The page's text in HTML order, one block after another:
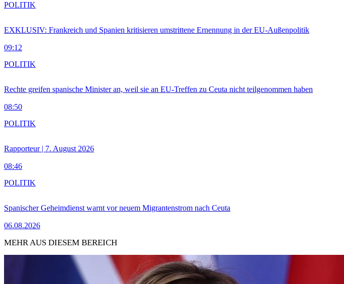
EXKLUSIV: Frankreich und Spanien kritisieren umstrittene Ernennung in der EU-Außenpolitik
09:12
POLITIK
Rechte greifen spanische Minister an, weil sie an EU-Treffen zu Ceuta nicht teilgenommen haben
08:50
POLITIK
Rapporteur | 7. August 2026
08:46
POLITIK
Spanischer Geheimdienst warnt vor neuem Migrantenstrom nach Ceuta
06.08.2026
POLITIK
MEHR AUS DIESEM BEREICH